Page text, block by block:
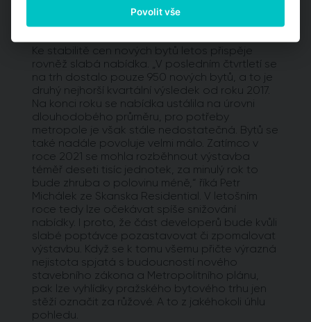
Praha: nabídka nových bytů
Ke stabilitě cen nových bytů letos přispěje
rovněž slabá nabídka. „V posledním čtvrtletí se
na trh dostalo pouze 950 nových bytů, a to je
druhý nejhorší kvartální výsledek od roku 2017.
Na konci roku se nabídka ustálila na úrovni
dlouhodobého průměru, pro potřeby
metropole je však stále nedostatečná. Bytů se
také nadále povoluje velmi málo. Zatímco v
roce 2021 se mohla rozběhnout výstavba
téměř deseti tisíc jednotek, za minulý rok to
bude zhruba o polovinu méně,“ říká Petr
Michálek ze Skanska Residential. V letošním
roce tedy lze očekávat spíše snižování
nabídky. I proto, že část developerů bude kvůli
slabé poptávce pozastavovat či zpomalovat
výstavbu. Když se k tomu všemu přičte výrazná
nejistota spjatá s budoucností nového
stavebního zákona a Metropolitního plánu,
pak lze vyhlídky pražského bytového trhu jen
stěží označit za růžové. A to z jakéhokoli úhlu
pohledu.
Povolit vše